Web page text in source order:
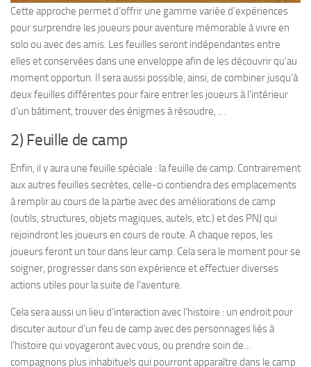
Cette approche permet d’offrir une gamme variée d’expériences
pour surprendre les joueurs pour aventure mémorable à vivre en
solo ou avec des amis. Les feuilles seront indépendantes entre
elles et conservées dans une enveloppe afin de les découvrir qu’au
moment opportun. Il sera aussi possible, ainsi, de combiner jusqu’à
deux feuilles différentes pour faire entrer les joueurs à l’intérieur
d’un bâtiment, trouver des énigmes à résoudre, …
2) Feuille de camp
Enfin, il y aura une feuille spéciale : la feuille de camp. Contrairement
aux autres feuilles secrètes, celle-ci contiendra des emplacements
à remplir au cours de la partie avec des améliorations de camp
(outils, structures, objets magiques, autels, etc.) et des PNJ qui
rejoindront les joueurs en cours de route. A chaque repos, les
joueurs feront un tour dans leur camp. Cela sera le moment pour se
soigner, progresser dans son expérience et effectuer diverses
actions utiles pour la suite de l’aventure.
Cela sera aussi un lieu d’interaction avec l’histoire : un endroit pour
discuter autour d’un feu de camp avec des personnages liés à
l’histoire qui voyageront avec vous, ou prendre soin de…
compagnons plus inhabituels qui pourront apparaître dans le camp